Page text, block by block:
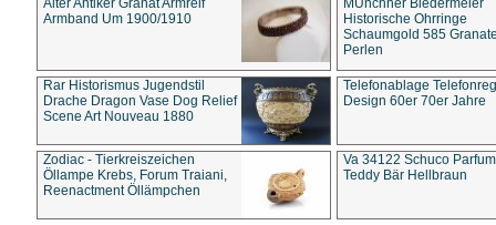
Alter Antiker Granat Armreif
Armband Um 1900/1910
MÜnchner Biedermeier
Historische Ohrringe
Schaumgold 585
Perlen
Rar Historismus Jugendstil
Drache Dragon Vase Dog Relief
Scene Art Nouveau 1880
Telefonablage
Design 60er 70er Jahre
Zodiac - Tierkreiszeichen
Öllampe Krebs, Forum Traiani,
Reenactment Öllämpchen
Va 34122 Schuco
Teddy Bär Hellbraun